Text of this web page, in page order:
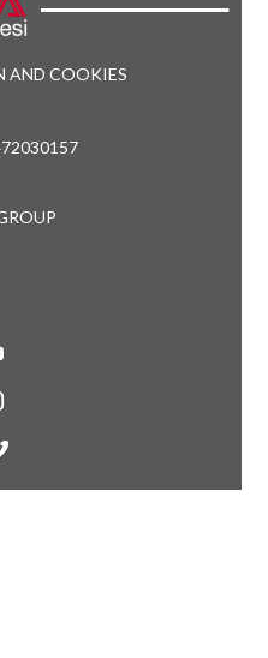
AND COOKIES